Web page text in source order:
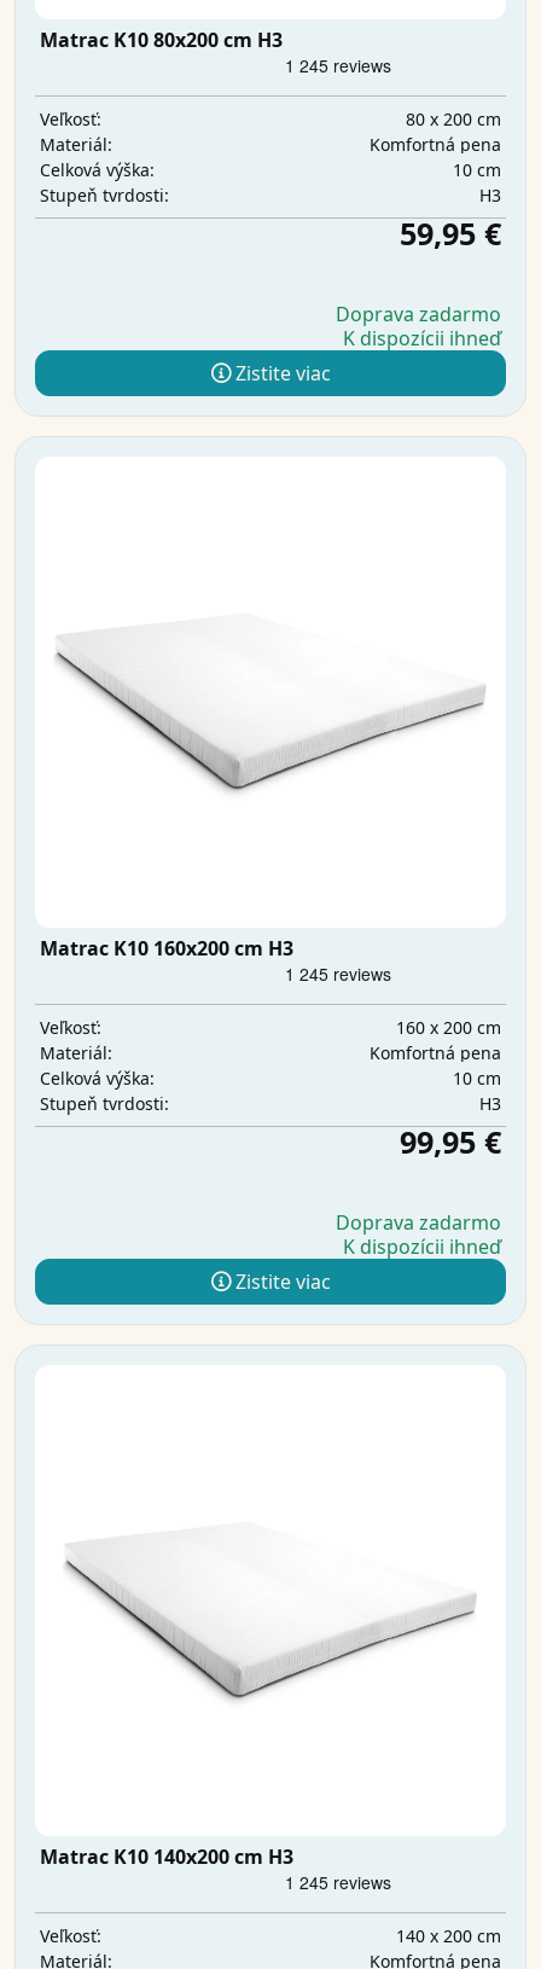
Matrac K10 80x200 cm H3
Veľkosť:
80 x 200 cm
Materiál:
Komfortná pena
Celková výška:
10 cm
Stupeň tvrdosti:
H3
59,95 €
Doprava zadarmo
K dispozícii ihneď
Zistite viac
Matrac K10 160x200 cm H3
Veľkosť:
160 x 200 cm
Materiál:
Komfortná pena
Celková výška:
10 cm
Stupeň tvrdosti:
H3
99,95 €
Doprava zadarmo
K dispozícii ihneď
Zistite viac
Matrac K10 140x200 cm H3
Veľkosť:
140 x 200 cm
Materiál:
Komfortná pena